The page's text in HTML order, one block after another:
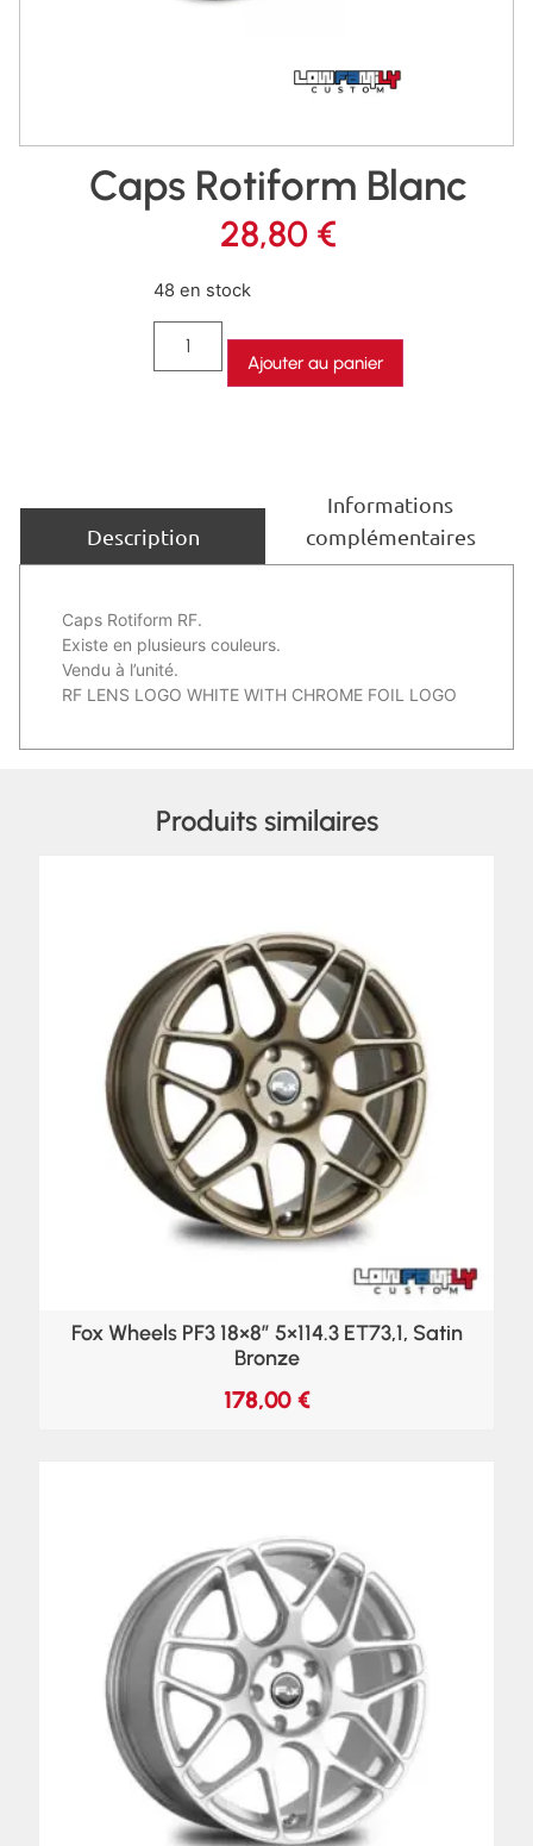
Caps Rotiform Blanc
28,80 €
48 en stock
Ajouter au panier
Description
Informations
complémentaires
Caps Rotiform RF.
Existe en plusieurs couleurs.
Vendu à l’unité.
RF LENS LOGO WHITE WITH CHROME FOIL LOGO
Produits similaires
Fox Wheels PF3 18×8″ 5×114.3 ET73,1, Satin
Bronze
178,00 €